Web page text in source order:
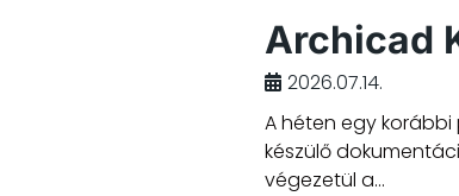
Archicad
2026.07.14.
A héten egy korábbi
készülő
végezetül a...